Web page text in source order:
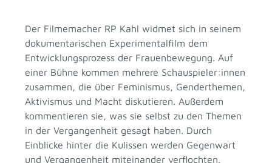
Der Filmemacher RP Kahl widmet sich in seinem
dokumentarischen Experimentalfilm dem
Entwicklungsprozess der Frauenbewegung. Auf
einer Bühne kommen mehrere Schauspieler:innen
zusammen, die über Feminismus, Genderthemen,
Aktivismus und Macht diskutieren. Außerdem
kommentieren sie, was sie selbst zu den Themen
in der Vergangenheit gesagt haben. Durch
Einblicke hinter die Kulissen werden Gegenwart
und Vergangenheit miteinander verflochten.